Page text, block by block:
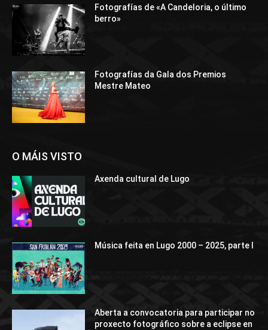
Fotografías de «A Candeloria, o último
berro»
Fotografías da Gala dos Premios
Mestre Mateo
O MÁIS VISTO
Axenda cultural de Lugo
Música feita en Lugo 2000 – 2025, parte I
Aberta a convocatoria para participar no
proxecto fotográfico sobre a eclipse en